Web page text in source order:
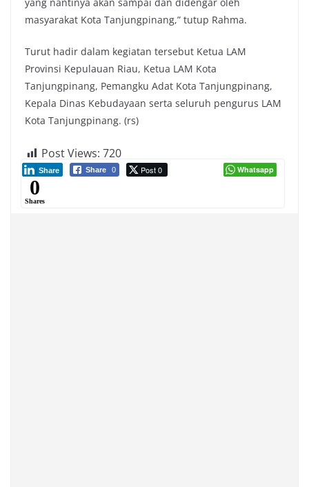
masyarakat Kota Tanjungpinang,” tutup Rahma.
Turut hadir dalam kegiatan tersebut Ketua LAM
Provinsi Kepulauan Riau, Ketua LAM Kota
Tanjungpinang, Pemangku Adat Kota Tanjungpinang,
Kepala Dinas Kebudayaan serta seluruh pengurus LAM
Kota Tanjungpinang. (rs)
Post Views: 720
Share 0 Post 0
Share Whatsapp
0
Shares